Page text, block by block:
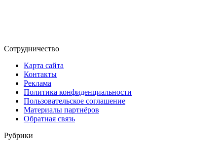
Сотрудничество
Карта сайта
Контакты
Реклама
Политика конфиденциальности
Пользовательское соглашение
Материалы партнёров
Обратная связь
Рубрики